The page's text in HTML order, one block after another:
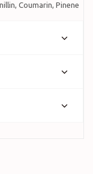
Coumarin, Pinene